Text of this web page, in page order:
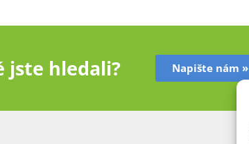
jste hledali? Napište nám »